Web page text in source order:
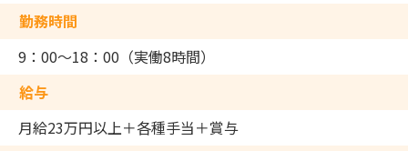
勤務時間
9：00～18：00（実働8時間）
給与
月給23万円以上＋各種手当＋賞与